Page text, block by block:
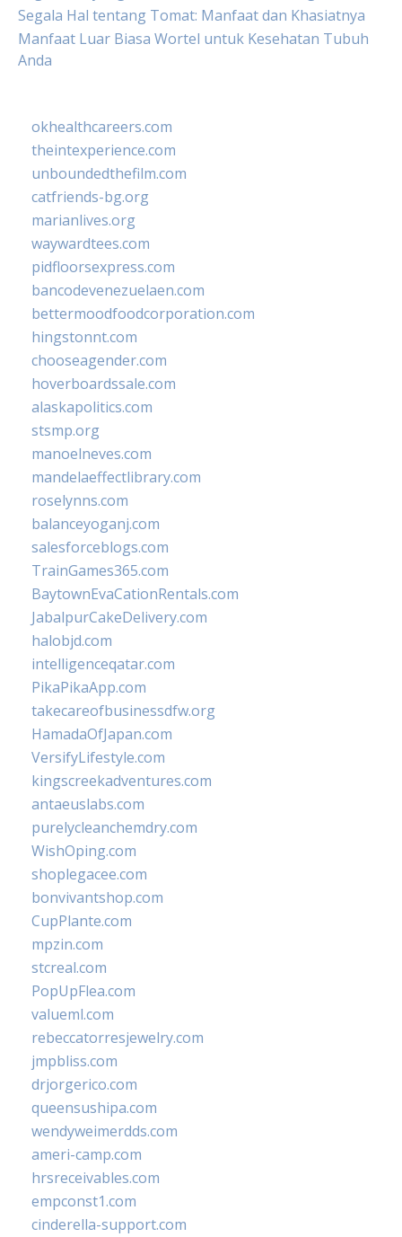
Segala Hal tentang Tomat: Manfaat dan Khasiatnya
Manfaat Luar Biasa Wortel untuk Kesehatan Tubuh
Anda
okhealthcareers.com
theintexperience.com
unboundedthefilm.com
catfriends-bg.org
marianlives.org
waywardtees.com
pidfloorsexpress.com
bancodevenezuelaen.com
bettermoodfoodcorporation.com
hingstonnt.com
chooseagender.com
hoverboardssale.com
alaskapolitics.com
stsmp.org
manoelneves.com
mandelaeffectlibrary.com
roselynns.com
balanceyoganj.com
salesforceblogs.com
TrainGames365.com
BaytownEvaCationRentals.com
JabalpurCakeDelivery.com
halobjd.com
intelligenceqatar.com
PikaPikaApp.com
takecareofbusinessdfw.org
HamadaOfJapan.com
VersifyLifestyle.com
kingscreekadventures.com
antaeuslabs.com
purelycleanchemdry.com
WishOping.com
shoplegacee.com
bonvivantshop.com
CupPlante.com
mpzin.com
stcreal.com
PopUpFlea.com
valueml.com
rebeccatorresjewelry.com
jmpbliss.com
drjorgerico.com
queensushipa.com
wendyweimerdds.com
ameri-camp.com
hrsreceivables.com
empconst1.com
cinderella-support.com